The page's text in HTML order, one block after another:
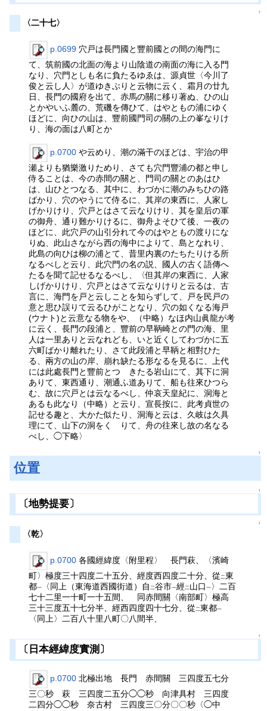
↑
〈二十七〉
p.0699 穴戸は長門國と豐前國との間の海門に
て、筑前國の北面の海より山陰道の南面の海に入る門
なり、穴門としも名に負たるゆゑは、源貞世〈今川了
俊と云し人〉が道ゆきぶりと云物に云く、霜月の廿九
日、長門の國府を出て、赤馬の關に移り著ぬ、ひの山
とかやいふ麓の、荒磯を傳ひて、はやともの浦にゆく
ほどに、向ひの山は、豐前國門司の關の上の峯なりけ
り、海の面は八町とか
p.0700 や云めり、潮の滿干のほどは、宇治の甲
瀬よりも猶樂激りためり、さても穴門豐浦の都と申し
侍ることは、今の赤間の關と、門司の關とのあはひ
は、山ひとつなる、其中に、わづかに潮のみちひの路
ばかり、穴のやうにて侍るに、其岸の東西に、人家し
げかりけり、穴戸とはさて云なりけり、其を皇后の軍
の御舟、通り難かりけるに、御舟よそひて後、一夜の
ほどに、此穴戸の山引分れて今のはやともの渡りにな
りぬ、此山さながら西の海中によりて、島となれり、
此島の向ひは柳の浦とて、昔里内裏のたちたりける所
なるべしと云り、此穴門の名の説、國人の古く語傳へ
たるを聞て記せるなるべし、〈但其岸の東西に、人家
しげかりけり、穴戸とはさて云なりけりと云るは、古
言に、海門を戸と云しことを知らずして、戸を民戸の
意と思ひ誤りて云るひがことなり、穴の如くなる海戸
(ウナト)と云意なる物をや、（中略）なほ内山眞龍が考
に云く、長門の段浦と、豐前の早鞆崎との門の海、里
人は一里ありと云なれども、いと近くしてわづかに五
六町ばかり離れたり、さて此段浦と早鞆と相對ひた
る、兩方の山の岸、崩れ缺たる形なるを見るに、上代
には此處長門と豐前とつゞきたる岩山にて、其下に洞
ありて、東西通り、潮通ふ道ありて、船も往來ひつら
む、故に穴戸とは云なるべし、仲哀天皇紀に、洞海と
あるも此なり（中略）と云り、宣長按に、此考貞世の
記せる趣と、大かた似たり、洞海と云は、久岐は久具
理にて、山下の洞をくゞりて、舟の往來し故の名なる
べし、◯下略〉
↑
位置
↑
〔地勢提要〕
↑
〈乾〉
p.0700 各國經緯度〈附里程〉 長門萩、〈濱崎
町〉極度三十四度二十五分、經度西四度二十分、從二東
都一 〈同上（東海道西國街道）自 二谷市一經二山口一 〉二百
七十二里一十町一十五間、 同赤間關〈南部町〉極高
三十三度五十七分半、經西四度四十七分、從二東都一
〈同上〉二百八十里八町〇八間半、
↑
〔日本經緯度實測〕
p.0700 北極出地 長門 赤間關 三四度五七分
三〇秒 萩 三四度二五分◯◯秒 向津具村 三四度
二四分◯◯秒 奈古村 三四度三〇分〇〇秒〈◯中